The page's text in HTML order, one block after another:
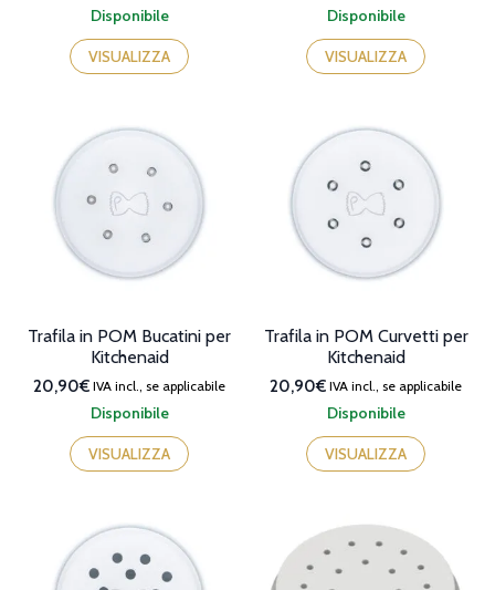
Disponibile
VISUALIZZA
Disponibile
VISUALIZZA
Disponibile
Trafila in POM Bucatini per
Kitchenaid
20,90€ IVA incl., se applicabile
VISUALIZZA
Disponibile
Trafila in POM Curvetti per
Kitchenaid
20,90€ IVA incl., se applicabile
VISUALIZZA